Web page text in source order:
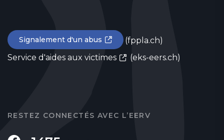
Signalement d'un abus
(fppla.ch)
Service d'aides aux victimes
(eks-eers.ch)
RESTEZ CONNECTÉS AVEC L’EERV